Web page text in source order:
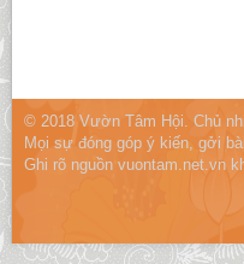
© 2018 Vườn Tâm Hội. Chủ
Mọi sự đóng góp ý kiến, gởi
Ghi rõ nguồn vuontam.net.vn